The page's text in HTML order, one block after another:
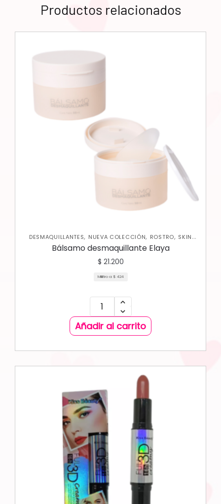
Productos relacionados
DESMAQUILLANTES, NUEVA COLECCIÓN, ROSTRO, SKIN
CARE FACIAL
Bálsamo desmaquillante Elaya
$ 21.200
Mililitro a: $ 424
Añadir al carrito